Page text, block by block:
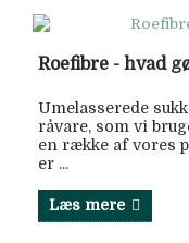
Roefibre - hvad
Umelasserede
råvare, som vi
en række af vores
er ...
Læs mere